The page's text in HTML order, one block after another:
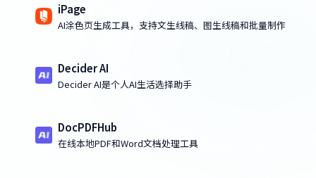
iPage
AI涂色页生成工具，支持文生线稿、图生线稿和批量制作
Decider AI
Decider AI是个人AI生活选择助手
DocPDFHub
在线本地PDF和Word文档处理工具